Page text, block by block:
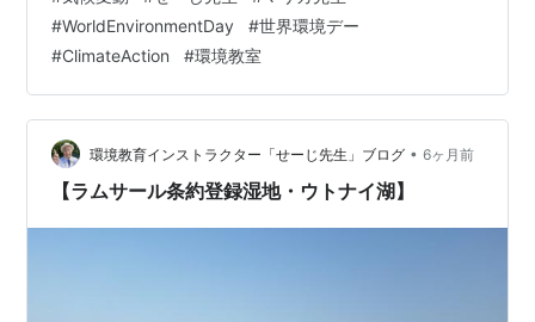
ハイブリッド形式（会場：ラウンジ / Zoom）の環境教室
を実施いたしました。 今回ご依頼いただいたエーザイ株
式会社様は、チョコラBBシリーズで広く知られる日本を
代表する製薬企業です。近年では認知症治療薬「レケン
ビ」の開発でも世界的な注目を集めています。 また…
#WorldEnvironmentDay #世界環境デー
#ClimateAction #環境教室
環境教育インストラクター「せーじ先生」ブログ • 6ヶ月前
【ラムサール条約登録湿地・ウトナイ湖】